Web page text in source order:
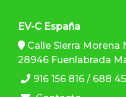
EV-C España
Calle Sierra Morena
28946 Fuenlabrada
916 156 816 / 688